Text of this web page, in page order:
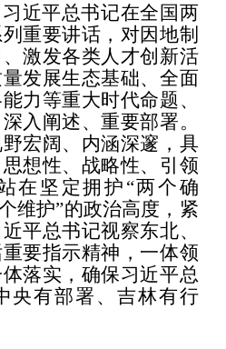
近平总书记在全国两
重要讲话，对因地制
激发各类人才创新活
发展生态基础、全面
力等重大时代命题、
入阐述、重要部署。
宏阔、内涵深邃，具
想性、战略性、引领
在坚定拥护“两个确
维护”的政治高度，紧
平总书记视察东北、
要指示精神，一体领
落实，确保习近平总
央有部署、吉林有行